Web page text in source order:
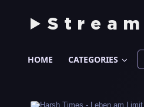
Stream
HOME CATEGORIES